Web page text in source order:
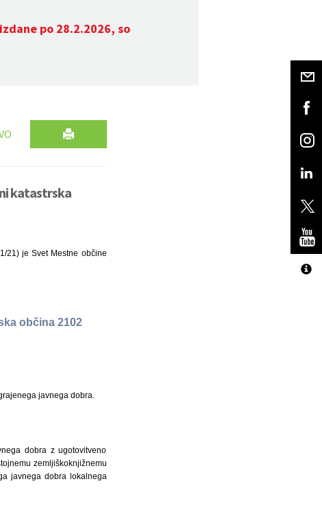
po 28.2.2026, so
katastrska
21) je Svet Mestne občine
občina 2102
javnega dobra.
dobra z ugotovitveno
zemljiškoknjižnemu
javnega dobra lokalnega